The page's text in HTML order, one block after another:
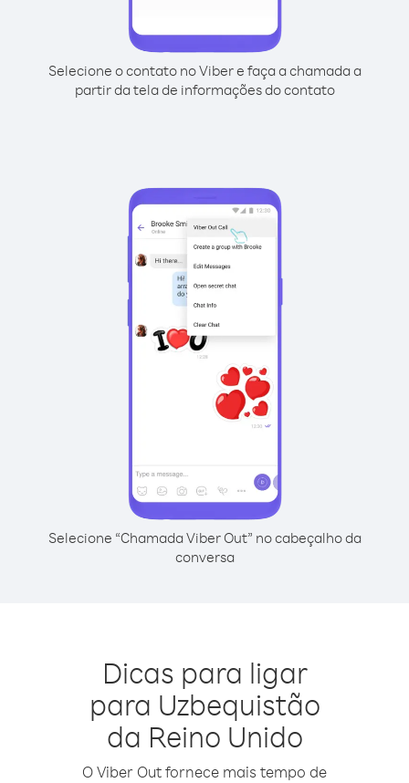
Selecione o contato no Viber e faça a chamada a
partir da tela de informações do contato
Selecione “Chamada Viber Out” no cabeçalho da
conversa
Dicas para ligar
para Uzbequistão
da Reino Unido
O Viber Out fornece mais tempo de